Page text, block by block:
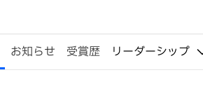
お知らせ 受賞歴 リーダーシップ